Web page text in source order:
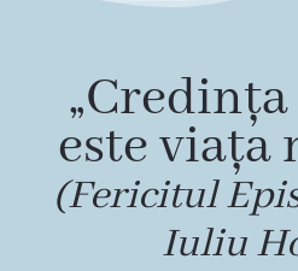
este viața
(Fericitul
Iuliu